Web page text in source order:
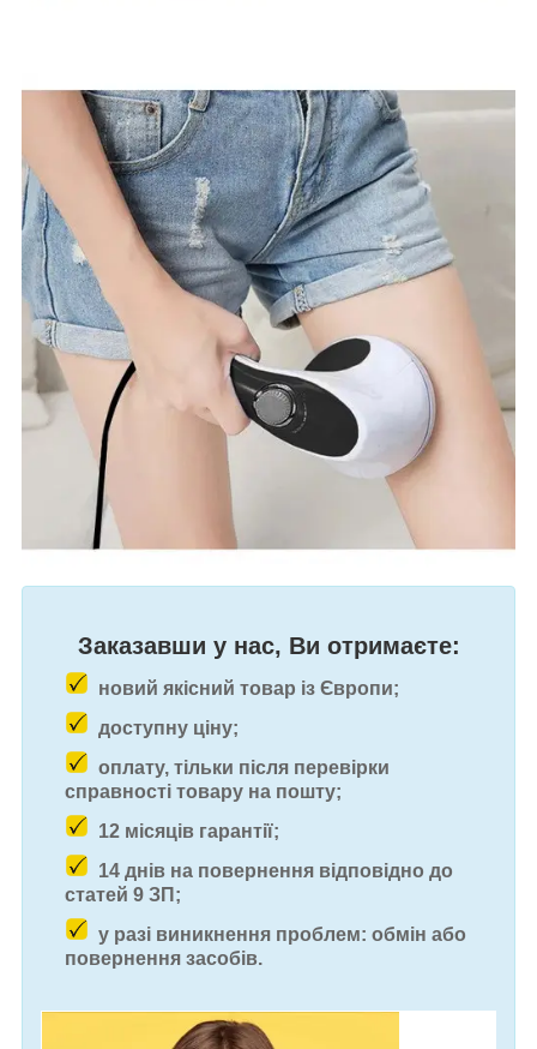
Заказавши у нас, Ви отримаєте:
новий якісний товар із Європи;
доступну ціну;
оплату, тільки після перевірки
справності товару на пошту;
12 місяців гарантії;
14 днів на повернення відповідно до
статей 9 ЗП;
у разі виникнення проблем: обмін або
повернення засобів.